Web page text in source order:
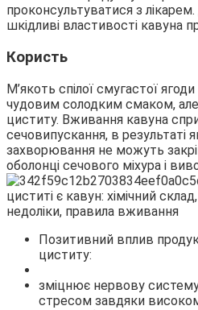
проконсультуватися з
шкідливі властивості кавуна
Користь
М’якоть спілої смугастої
чудовим солодким смаком, але
циститу. Вживання кавуна
сечовипускання, в результаті
захворювання не можуть
оболонці сечового міхура і
Позитивний вплив
циститу:
зміцнює нервову
стресом завдяки